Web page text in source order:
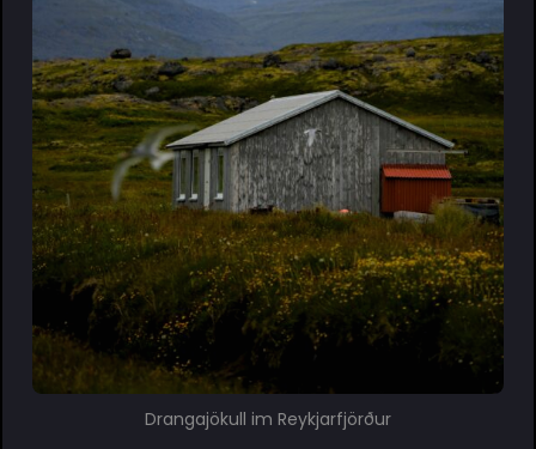
Drangajökull im Reykjarfjörður